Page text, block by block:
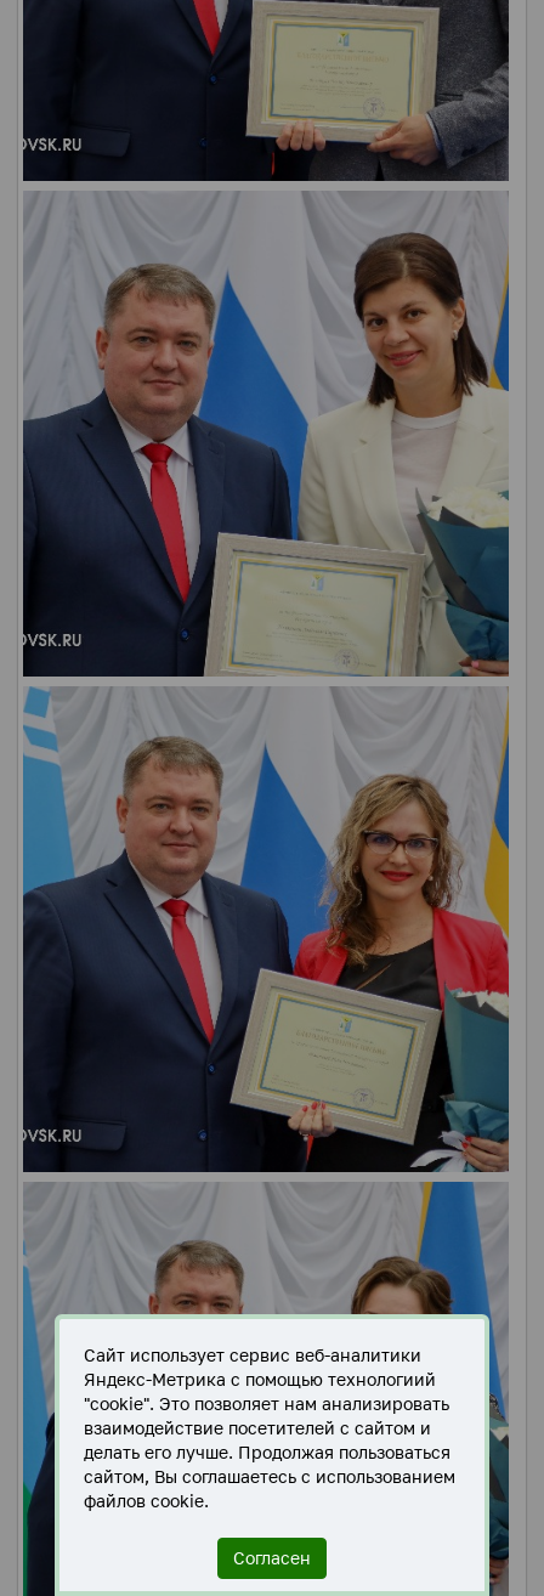
Сайт использует сервис веб-аналитики
Яндекс-Метрика с помощью технологиий
"cookie". Это позволяет нам анализировать
взаимодействие посетителей с сайтом и
делать его лучше. Продолжая пользоваться
сайтом, Вы соглашаетесь с использованием
файлов cookie.
Согласен